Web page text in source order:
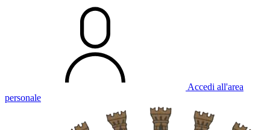
Accedi all'area
personale